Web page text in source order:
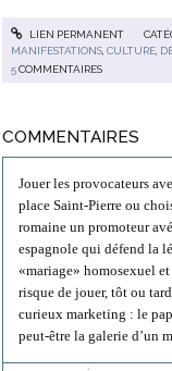
LIEN PERMANENT
MANIFESTATIONS ,CULTURE
5COMMENTAIRES
COMMENTAIRES
Jouer les provocateurs
place Saint-Pierre ou
romaine un promoteur
espagnole qui défend la
«mariage» homosexuel
risque de jouer, tôt ou
curieux marketing : le
peut-être la galerie d’un